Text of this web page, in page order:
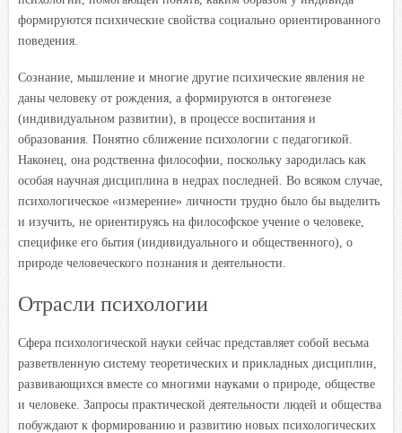
формируются психические свойства социально ориентированного
поведения.
Сознание, мышление и многие другие психические явления не
даны человеку от рождения, а формируются в онтогенезе
(индивидуальном развитии), в процессе воспитания и
образования. Понятно сближение психологии с педагогикой.
Наконец, она родственна философии, поскольку зародилась как
особая научная дисциплина в недрах последней. Во всяком случае,
психологическое «измерение» личности трудно было бы выделить
и изучить, не ориентируясь на философское учение о человеке,
специфике его бытия (индивидуального и общественного), о
природе человеческого познания и деятельности.
Отрасли психологии
Сфера психологической науки сейчас представляет собой весьма
разветвленную систему теоретических и прикладных дисциплин,
развивающихся вместе со многими науками о природе, обществе
и человеке. Запросы практической деятельности людей и общества
побуждают к формированию и развитию новых психологических